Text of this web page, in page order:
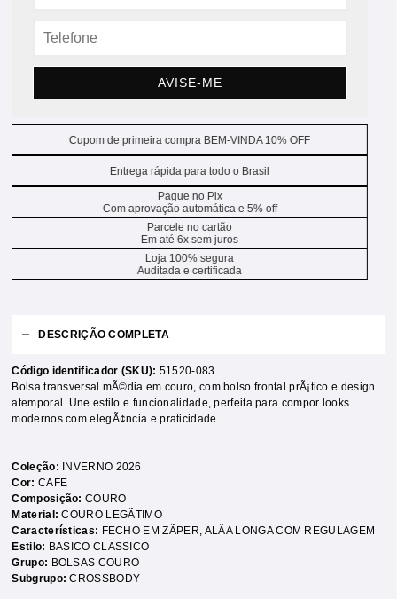
AVISE-ME
Cupom de primeira compra BEM-VINDA 10% OFF
Entrega rápida para todo o Brasil
Pague no Pix
Com aprovação automática e 5% off
Parcele no cartão
Em até 6x sem juros
Loja 100% segura
Auditada e certificada
DESCRIÇÃO COMPLETA
Código identificador (SKU): 51520-083
Bolsa transversal mÃ©dia em couro, com bolso frontal prÃ¡tico e design
atemporal. Une estilo e funcionalidade, perfeita para compor looks
modernos com elegÃ¢ncia e praticidade.
Coleção:
INVERNO 2026
Cor: CAFE
Composição:COURO
Material:COURO LEGÃTIMO
Características: FECHO EM ZÃPER, ALÃA LONGA COM REGULAGEM
Estilo: BASICO CLASSICO
Grupo: BOLSAS COURO
Subgrupo:CROSSBODY